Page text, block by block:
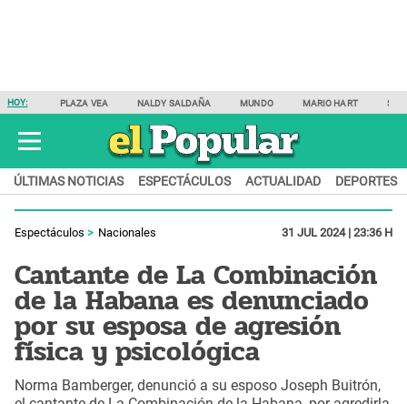
HOY: PLAZA VEA NALDY SALDAÑA MUNDO MARIO HART
ÚLTIMAS NOTICIAS ESPECTÁCULOS ACTUALIDAD DEPORTES
Espectáculos Nacionales 31 JUL 2024 | 23:36 H
Cantante de La Combinación
de la Habana es denunciado
por su esposa de agresión
física y psicológica
Norma Bamberger, denunció a su esposo Joseph Buitrón,